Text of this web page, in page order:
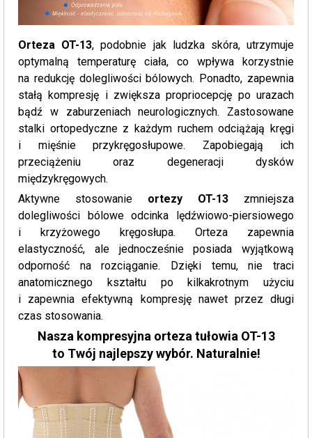
Orteza OT-13, podobnie jak ludzka skóra, utrzymuje
optymalną temperaturę ciała, co wpływa korzystnie
na redukcję dolegliwości bólowych. Ponadto, zapewnia
stałą kompresję i zwiększa propriocepcję po urazach
bądź w zaburzeniach neurologicznych. Zastosowane
stalki ortopedyczne z każdym ruchem odciążają kręgi
i mięśnie przykręgosłupowe. Zapobiegają ich
przeciążeniu oraz degeneracji dysków
międzykręgowych.
Aktywne stosowanie ortezy OT-13 zmniejsza
dolegliwości bólowe odcinka lędźwiowo-piersiowego
i krzyżowego kręgosłupa. Orteza zapewnia
elastyczność, ale jednocześnie posiada wyjątkową
odporność na rozciąganie. Dzięki temu, nie traci
anatomicznego kształtu po kilkakrotnym użyciu
i zapewnia efektywną kompresję nawet przez długi
czas stosowania.
Nasza kompresyjna orteza tułowia OT-13
to Twój najlepszy wybór. Naturalnie!